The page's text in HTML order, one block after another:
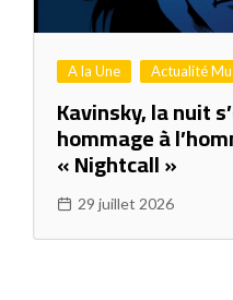
A la Une Actualité
Kavinsky, la nuit
hommage à
« Nightcall »
29 juillet 2026